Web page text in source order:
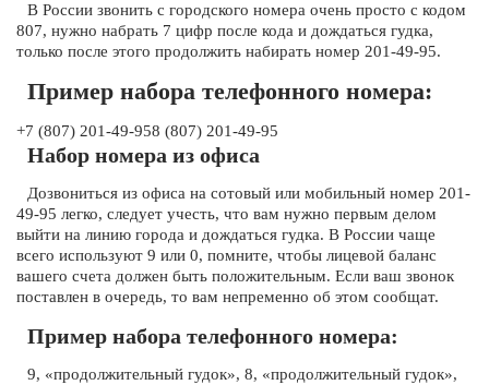
В России звонить с городского номера очень просто с кодом
807, нужно набрать 7 цифр после кода и дождаться гудка,
только после этого продолжить набирать номер 201-49-95.
Пример набора телефонного номера:
+7 (807) 201-49-958 (807) 201-49-95
Набор номера из офиса
Дозвониться из офиса на сотовый или мобильный номер 201-
49-95 легко, следует учесть, что вам нужно первым делом
выйти на линию города и дождаться гудка. В России чаще
всего используют 9 или 0, помните, чтобы лицевой баланс
вашего счета должен быть положительным. Если ваш звонок
поставлен в очередь, то вам непременно об этом сообщат.
Пример набора телефонного номера:
9, «продолжительный гудок», 8, «продолжительный гудок»,